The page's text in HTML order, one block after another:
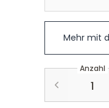
Mehr mit
Anzahl